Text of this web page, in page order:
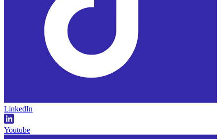
LinkedIn
Youtube